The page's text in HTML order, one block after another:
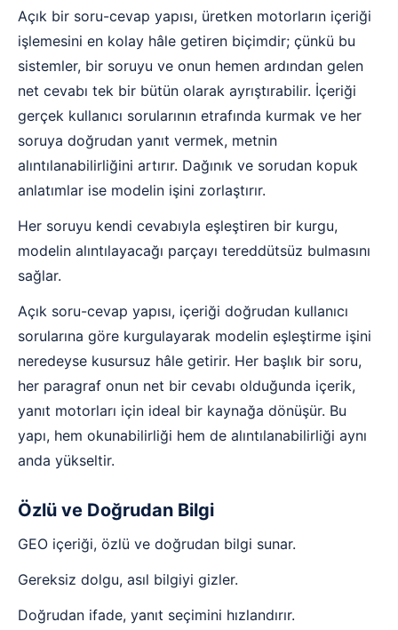
Açık bir soru-cevap yapısı, üretken motorların içeriği
işlemesini en kolay hâle getiren biçimdir; çünkü bu
sistemler, bir soruyu ve onun hemen ardından gelen
net cevabı tek bir bütün olarak ayrıştırabilir. İçeriği
gerçek kullanıcı sorularının etrafında kurmak ve her
soruya doğrudan yanıt vermek, metnin
alıntılanabilirliğini artırır. Dağınık ve sorudan kopuk
anlatımlar ise modelin işini zorlaştırır.
Her soruyu kendi cevabıyla eşleştiren bir kurgu,
modelin alıntılayacağı parçayı tereddütsüz bulmasını
sağlar.
Açık soru-cevap yapısı, içeriği doğrudan kullanıcı
sorularına göre kurgulayarak modelin eşleştirme işini
neredeyse kusursuz hâle getirir. Her başlık bir soru,
her paragraf onun net bir cevabı olduğunda içerik,
yanıt motorları için ideal bir kaynağa dönüşür. Bu
yapı, hem okunabilirliği hem de alıntılanabilirliği aynı
anda yükseltir.
Özlü ve Doğrudan Bilgi
GEO içeriği, özlü ve doğrudan bilgi sunar.
Gereksiz dolgu, asıl bilgiyi gizler.
Doğrudan ifade, yanıt seçimini hızlandırır.